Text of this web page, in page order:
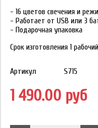
- 16 цветов свечения и
- Работает от USB или 3
- Подарочная упаковка
Срок изготовления 1
Артикул S715
1 490.00 руб